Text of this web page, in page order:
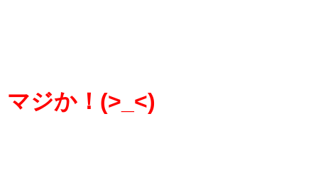
マジか！(>_<)